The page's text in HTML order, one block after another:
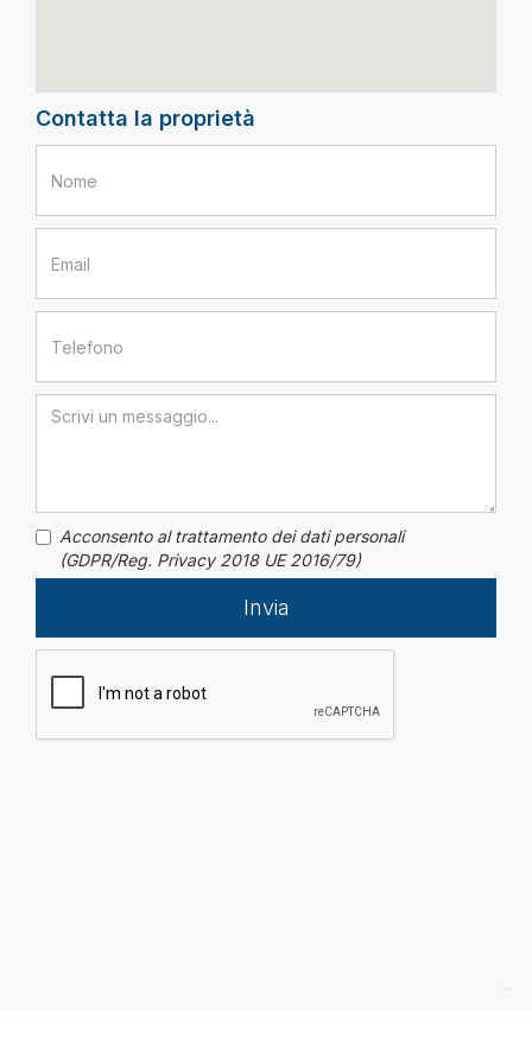
Contatta la proprietà
Acconsento al trattamento dei dati personali
(GDPR/Reg. Privacy 2018 UE 2016/79)